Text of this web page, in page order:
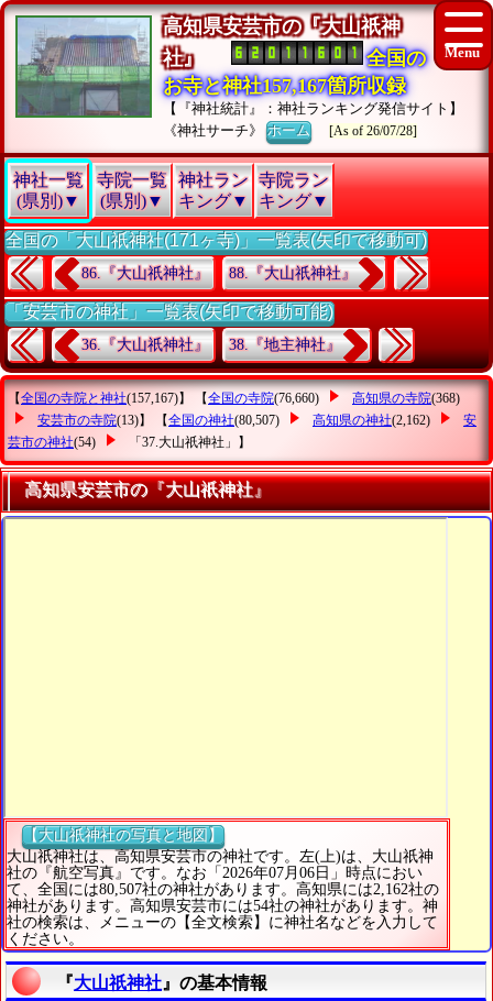
高知県安芸市の『大山祇神
社』
全国の
お寺と神社157,167箇所収録
【『神社統計』：神社ランキング発信サイト】
《神社サーチ》ホーム [As of 26/07/28]
神社一覧
(県別)▼
寺院一覧
(県別)▼
神社ラン
キング▼
寺院ラン
キング▼
全国の「大山祇神社(171ヶ寺)」一覧表(矢印で移動可)
86.『大山祇神社』 88.『大山祇神社』
「安芸市の神社」一覧表(矢印で移動可能)
36.『大山祇神社』 38.『地主神社』
【全国の寺院と神社(157,167)】 【全国の寺院(76,660) 高知県の寺院(368)
安芸市の寺院(13)】 【全国の神社(80,507) 高知県の神社(2,162)
安
芸市の神社(54) 「37.大山祇神社」 】
高知県安芸市の『大山祇神社』
【大山祇神社の写真と地図】
大山祇神社は、高知県安芸市の神社です。左(上)は、大山祇神
社の『航空写真』です。なお「2026年07月06日」時点におい
て、全国には80,507社の神社があります。高知県には2,162社の
神社があります。高知県安芸市には54社の神社があります。神
社の検索は、メニューの【全文検索】に神社名などを入力して
ください。
『大山祇神社 』の基本情報